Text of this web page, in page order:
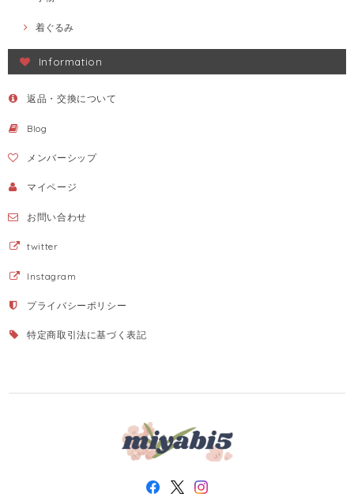
着ぐるみ
Information
返品・交換について
Blog
メンバーシップ
マイページ
お問い合わせ
twitter
Instagram
プライバシーポリシー
特定商取引法に基づく表記